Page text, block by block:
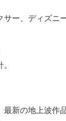
ー、ディズニ
新の地上波作